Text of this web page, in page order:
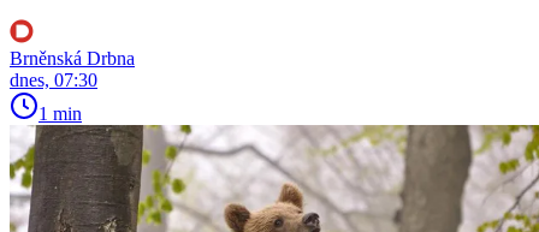
Brněnská Drbna
dnes, 07:30
1 min